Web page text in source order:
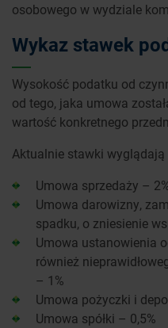
osobowego w wydziale
Wykaz stawek
Wysokość podatku od
od tego, jaka umowa
wartość konkretnego
Aktualnie stawki wyglądają
Umowa sprzedaży –
Umowa darowizny,
spadku, o zniesienie
Umowa ustanowienia
również
– 1%
Umowa pożyczki i
Umowa spółki – 0,5%